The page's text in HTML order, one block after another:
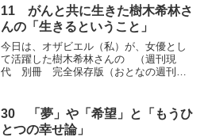
れの後のこと肉体との別れの後のこと
を、不思議な世界の方に...
11 がんと共に生きた樹木希林さ
んの「生きるということ」
今日は、オザビエル（私）が、女優とし
て活躍した樹木希林さんの （週刊現
代 別冊 完全保存版（おとなの週刊現
たい「幸齢者mind」をお届けします。
１ 人生上出来だ...
30 「夢」や「希望」と「もうひ
とつの幸せ論」